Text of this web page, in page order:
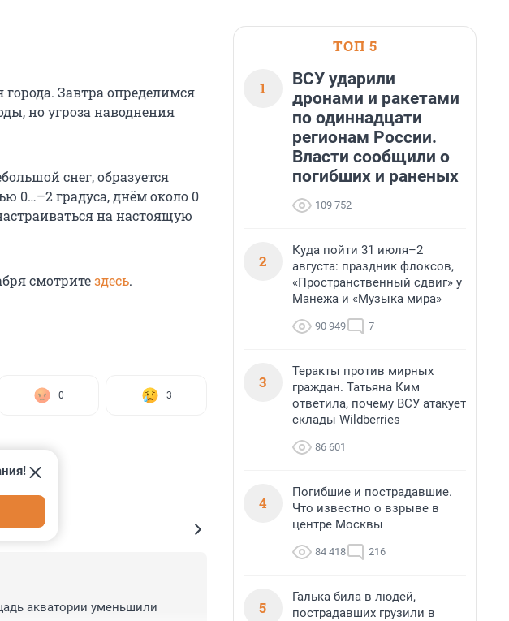
Завтра определимся
но угроза наводнения
снег, образуется
0…–2 градуса, днём около 0
на настоящую
смотритездесь.
0 3
акватории уменьшили
ТОП 5
1
ВСУ ударили
дронами и ракетами
по одиннадцати
регионам России.
Власти сообщили о
погибших и раненых
109 752
2
Куда пойти 31 июля–2
августа: праздник флоксов,
«Пространственный сдвиг» у
Манежа и «Музыка мира»
90 949 7
3
Теракты против мирных
граждан. Татьяна Ким
ответила, почему ВСУ атакует
склады Wildberries
86 601
4
Погибшие и пострадавшие.
Что известно о взрыве в
центре Москвы
84 418 216
5
Галька била в людей,
пострадавших грузили в